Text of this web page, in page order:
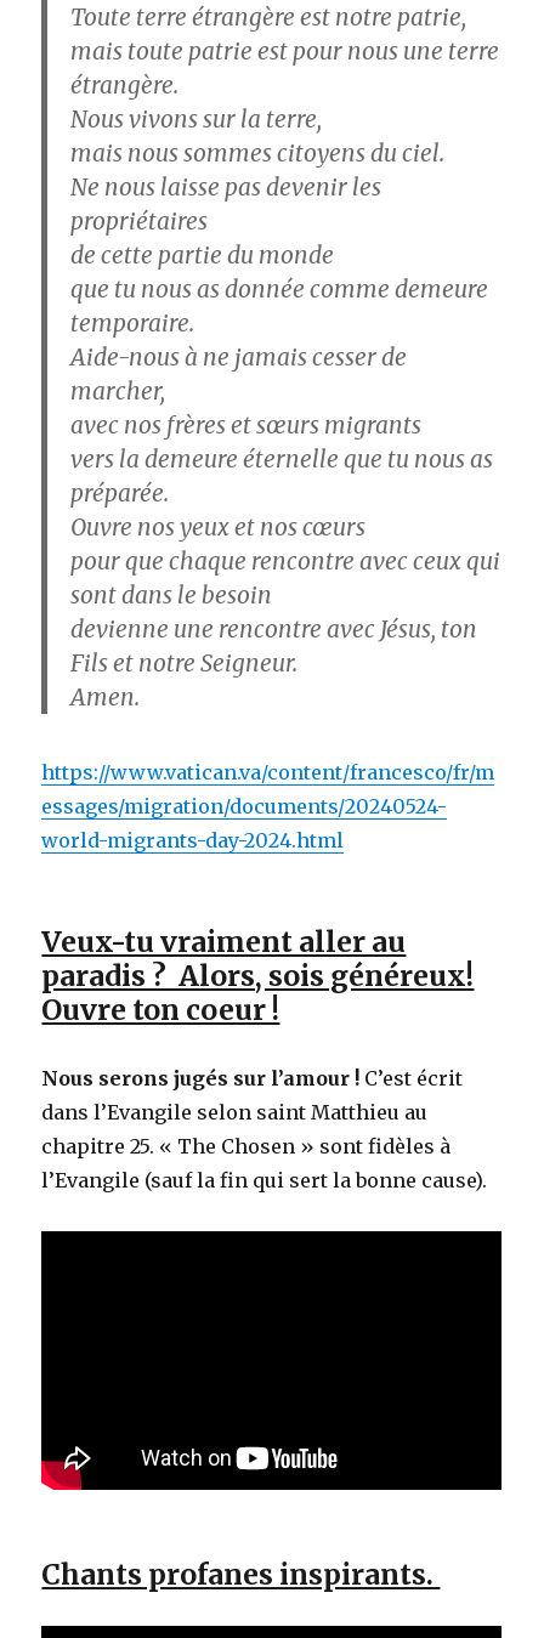
Toute terre étrangère est notre patrie,
mais toute patrie est pour nous une terre
étrangère.
Nous vivons sur la terre,
mais nous sommes citoyens du ciel.
Ne nous laisse pas devenir les
propriétaires
de cette partie du monde
que tu nous as donnée comme demeure
temporaire.
Aide-nous à ne jamais cesser de
marcher,
avec nos frères et sœurs migrants
vers la demeure éternelle que tu nous as
préparée.
Ouvre nos yeux et nos cœurs
pour que chaque rencontre avec ceux qui
sont dans le besoin
devienne une rencontre avec Jésus, ton
Fils et notre Seigneur.
Amen.
https://www.vatican.va/content/francesco/fr/m
essages/migration/documents/20240524-
world-migrants-day-2024.html
Veux-tu vraiment aller au
paradis ? Alors, sois généreux!
Ouvre ton coeur !
Nous serons jugés sur l’amour ! C’est écrit
dans l’Evangile selon saint Matthieu au
chapitre 25. « The Chosen » sont fidèles à
l’Evangile (sauf la fin qui sert la bonne cause).
Chants profanes inspirants.